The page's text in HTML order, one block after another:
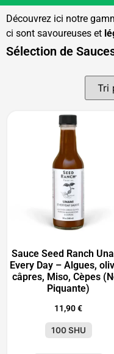
Découvrez ici notre
ci sont savoureuses et
Sélection de
Sauce Seed Ranch
Every Day – Algues,
câpres, Miso, Cèpes
Piquante)
11,90€
100 SHU